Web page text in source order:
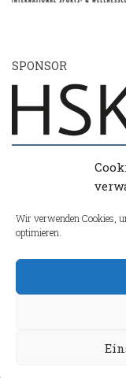
Wir verwenden Cookies,
optimieren.
SPONSOR